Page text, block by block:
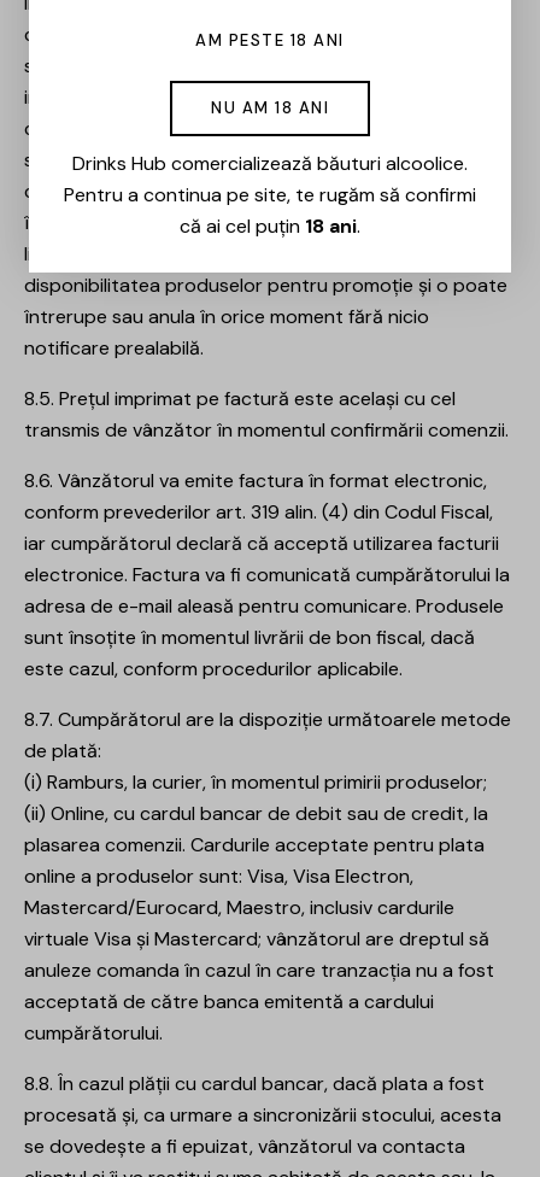
cad sub incidența legii O.G. nr. 99/2000 și acestea pot
suferi modificări în funcție de campaniile de marketing
implementate. De aceste promoții beneficiază doar
comenzile care respectă întocmai regulile afișate pe
site. De asemenea, promoțiile se aplică doar comenzilor
care sunt înregistrate în perioada de timp specificată
în regulament și în care promoția este validă și numai în
limita stocului disponibil. Vânzătorul nu garantează
disponibilitatea produselor pentru promoție și o poate
întrerupe sau anula în orice moment fără nicio
notificare prealabilă.
8.5. Prețul imprimat pe factură este același cu cel
transmis de vânzător în momentul confirmării comenzii.
8.6. Vânzătorul va emite factura în format electronic,
conform prevederilor art. 319 alin. (4) din Codul Fiscal,
iar cumpărătorul declară că acceptă utilizarea facturii
electronice. Factura va fi comunicată cumpărătorului la
adresa de e-mail aleasă pentru comunicare. Produsele
sunt însoțite în momentul livrării de bon fiscal, dacă
este cazul, conform procedurilor aplicabile.
8.7. Cumpărătorul are la dispoziție următoarele metode
de plată:
(i) Ramburs, la curier, în momentul primirii produselor;
(ii) Online, cu cardul bancar de debit sau de credit, la
plasarea comenzii. Cardurile acceptate pentru plata
online a produselor sunt: Visa, Visa Electron,
Mastercard/Eurocard, Maestro, inclusiv cardurile
virtuale Visa și Mastercard; vânzătorul are dreptul să
anuleze comanda în cazul în care tranzacția nu a fost
acceptată de către banca emitentă a cardului
cumpărătorului.
8.8. În cazul plății cu cardul bancar, dacă plata a fost
procesată și, ca urmare a sincronizării stocului, acesta
se dovedește a fi epuizat, vânzătorul va contacta
AM PESTE 18 ANI
NU AM 18 ANI
Drinks Hub comercializează băuturi alcoolice.
Pentru a continua pe site, te rugăm să confirmi
că ai cel puțin 18 ani.